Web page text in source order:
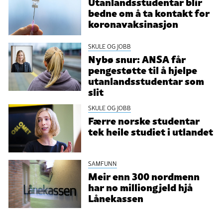
bedne om å ta kontakt for
koronavaksinasjon
SKULE OG JOBB
Nybø snur: ANSA får
pengestøtte til å hjelpe
utanlandsstudentar som
slit
SKULE OG JOBB
Færre norske studentar
tek heile studiet i utlandet
SAMFUNN
Meir enn 300 nordmenn
har no milliongjeld hjå
Lånekassen